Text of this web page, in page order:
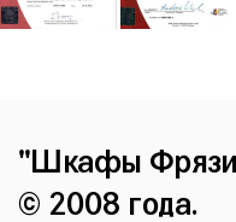
"Шкафы
© 2008 года.